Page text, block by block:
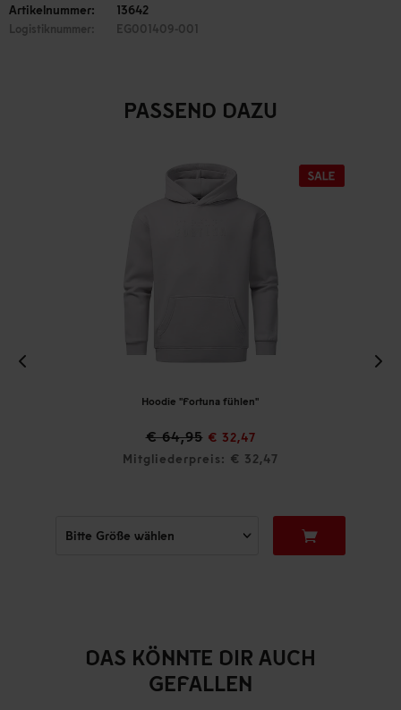
Artikelnummer: 13642
Logistiknummer: EG001409-001
PASSEND DAZU
Hoodie "Fortuna fühlen"
€ 64,95 € 32,47
Mitgliederpreis: € 32,47
DAS KÖNNTE DIR AUCH
GEFALLEN